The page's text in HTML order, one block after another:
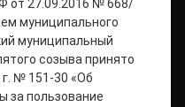
от 27.09.2016 № 668/
муниципального
муниципальный
созыва принято
№ 151-30 «Об
за пользование